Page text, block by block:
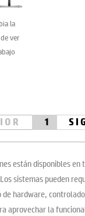
la
ver
1
están disponibles en
sistemas pueden
de hardware,
aprovechar la